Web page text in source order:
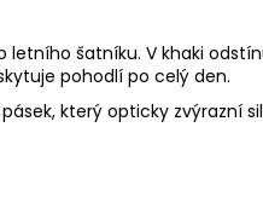
letního šatníku. V khaki
pohodlí po celý den.
který opticky